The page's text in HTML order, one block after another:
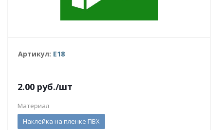
Артикул: E18
2.00 руб./шт
Материал
Наклейка на пленке ПВХ